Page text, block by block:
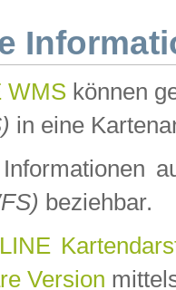
WMS können
in eine
beziehbar.
Version